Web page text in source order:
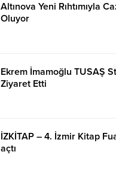
Altınova Yeni Rıhtımıyla
Oluyor
Ekrem İmamoğlu TUSAŞ
Ziyaret Etti
İZKİTAP – 4. İzmir Kitap
açtı